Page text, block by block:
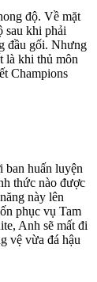
độ. Về mặt
sau khi phải
đầu gối. Nhưng
là khi thủ môn
Champions
ban huấn luyện
thức nào được
này lên
phục vụ Tam
Anh sẽ mất đi
vệ vừa đá hậu